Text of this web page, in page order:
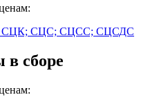
СЦК; СЦС; СЦСС; СЦСДС
сборе